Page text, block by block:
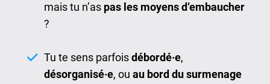
mais tu n’as pas les moyens d’embaucher
?
Tu te sens parfoisdébordé·e,
désorganisé·e, ou au bord du surmenage